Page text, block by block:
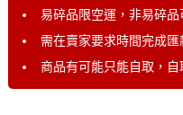
易碎品限空運，非易碎品
需在賣家要求時間完成匯
商品有可能只能自取，